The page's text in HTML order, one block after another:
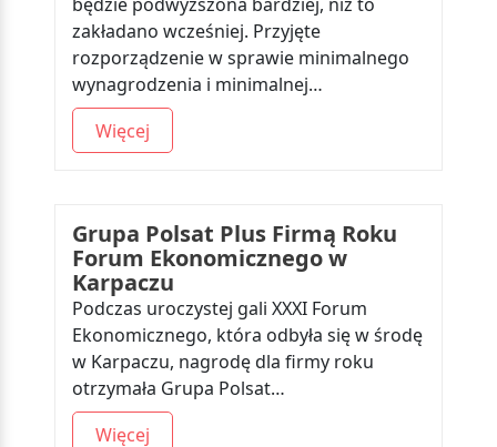
zakładano wcześniej. Przyjęte
rozporządzenie w sprawie minimalnego
wynagrodzenia i minimalnej…
Więcej
Grupa Polsat Plus Firmą Roku
Forum Ekonomicznego w
Karpaczu
Podczas uroczystej gali XXXI Forum
Ekonomicznego, która odbyła się w środę
w Karpaczu, nagrodę dla firmy roku
otrzymała Grupa Polsat…
Więcej